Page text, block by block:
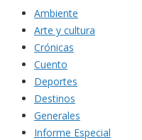
Ambiente
Arte y cultura
Crónicas
Cuento
Deportes
Destinos
Generales
Informe Especial